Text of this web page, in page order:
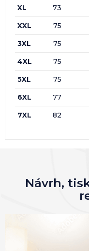
XL 73
XXL 75
3XL 75
4XL 75
5XL 75
6XL 77
7XL 82
Návrh,